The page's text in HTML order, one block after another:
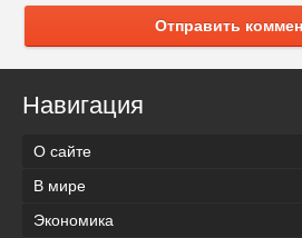
Отправить
Навигация
О сайте
В мире
Экономика